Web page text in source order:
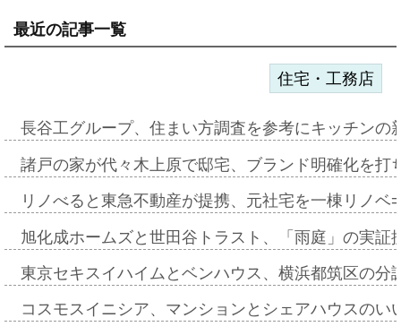
最近の記事一覧
住宅・工務店
長谷工グループ、住まい方調査を参考にキッチン
諸戸の家が代々木上原で邸宅、ブランド明確化を
リノべると東急不動産が提携、元社宅を一棟リノ
旭化成ホームズと世田谷トラスト、「雨庭」の実
東京セキスイハイムとベンハウス、横浜都筑区の
コスモスイニシア、マンションとシェアハウスの